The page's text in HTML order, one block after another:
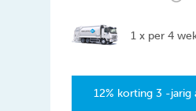
1 x per 4
12% korting 3 -jarig